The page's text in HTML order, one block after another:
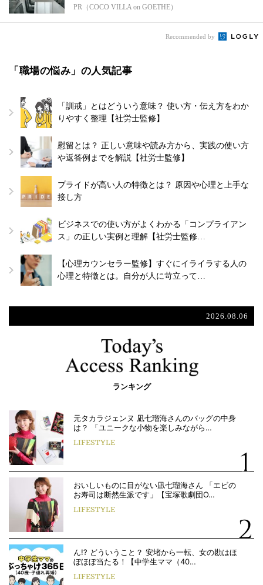
PR（COCO VILLA on GOETHE）
Recommended by
「職場の悩み」の人気記事
「訓戒」とはどういう意味？ 使い方・伝え方をわか
りやすく整理【社労士監修】
慰留とは？ 正しい意味や読み方から、実践の使い方
や返答例までを解説【社労士監修】
プライドが高い人の特徴とは？ 原因や心理と上手な
接し方
ビジネスでの使い方がよくわかる「コンプライアン
ス」の正しい実例と理解【社労士監修…
【心理カウンセラー監修】すぐにイライラする人の
心理と特徴とは。自分が人に苛立って…
2026.08.06
ランキング
元タカラジェンヌ 凪七瑠海さんのバッグの中身
は？ 「ユニークな小物を楽しみながら…
LIFESTYLE
おいしいものに目がない凪七瑠海さん 「エビの
お寿司は断然生派です」【宝塚歌劇団O…
LIFESTYLE
ん!? どういうこと？ 安堵から一転、女の勘はほ
ぼほぼ当たる！【中学生ママ（40…
LIFESTYLE